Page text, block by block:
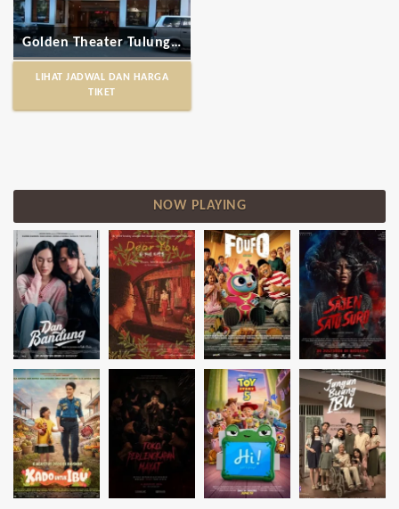
Golden Theater Tulungagung
LIHAT JADWAL DAN HARGA
TIKET
NOW PLAYING